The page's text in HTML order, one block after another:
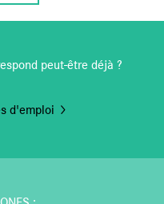
peut-être déjà ?
d'emploi